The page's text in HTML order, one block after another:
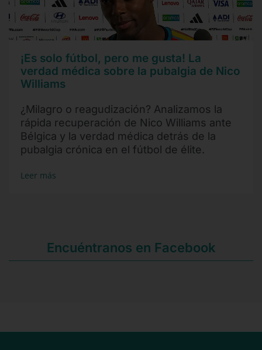
¡Es solo fútbol, pero me gusta! La
verdad médica sobre la pubalgia de Nico
Williams
¿Milagro o reagudización? Analizamos la
rápida recuperación de Nico Williams ante
Bélgica y la verdad médica detrás de la
pubalgia crónica en el fútbol de élite.
Leer más
Encuéntranos en Facebook